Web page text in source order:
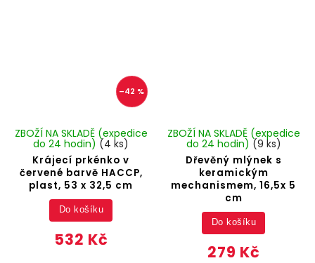
–42 %
Krájecí prkénko v
červené barvě HACCP,
plast, 53 x 32,5 cm
ZBOŽÍ NA SKLADĚ (expedice
do 24 hodin) (4 ks)
532 Kč
Do košíku
Dřevěný mlýnek s
keramickým
mechanismem, 16,5x 5
cm
ZBOŽÍ NA SKLADĚ (expedice
do 24 hodin) (9 ks)
279 Kč
Do košíku